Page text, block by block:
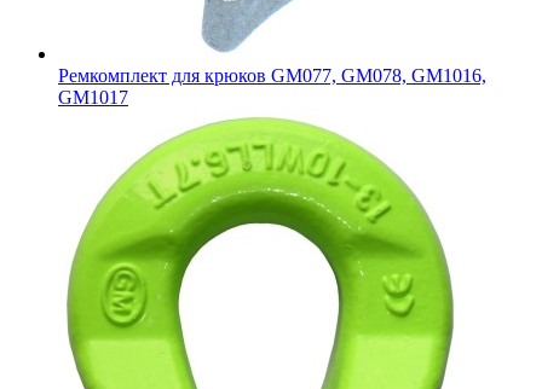
Ремкомплект для крюков GM077, GM078, GM1016,
GM1017